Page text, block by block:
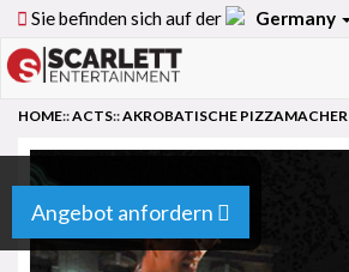
Sie befinden sich auf der Germany
Angebot anfordern
HOME::ACTS::AKROBATISCHE PIZZAMACHER